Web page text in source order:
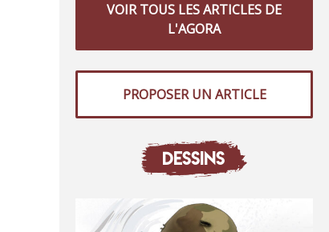
VOIR TOUS LES ARTICLES DE
L'AGORA
PROPOSER UN ARTICLE
DESSINS